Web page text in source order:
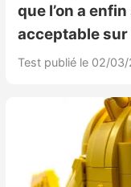
que l’on a
acceptable sur
Test publié le 02/